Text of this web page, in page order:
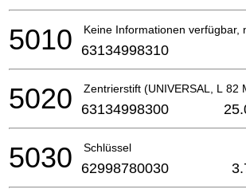
Keine Informationen verfügbar,
5010 63134998310
Zentrierstift (UNIVERSAL, L 82
5020 63134998300
Schlüssel
5030 62998780030